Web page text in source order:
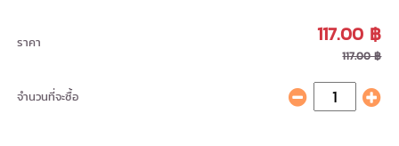
ราคา 117.00 ฿
117.00 ฿
จำนวนที่จะซื้อ